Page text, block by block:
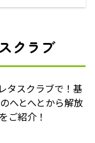
クラブ
タスクラブで！基
へとへとから解放
ご紹介！